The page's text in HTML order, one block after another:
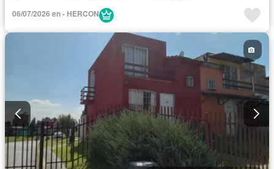
Vista panorámica
Permite mascotas
Sin amueblar
06/07/2026 en - HERCON